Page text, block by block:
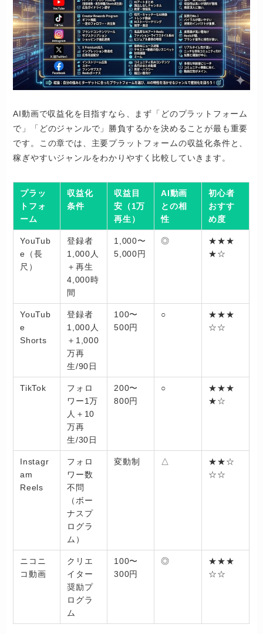
AI動画で収益化を目指すなら、まず「どのプラットフォーム
で」「どのジャンルで」勝負するかを決めることが最も重要
です。この章では、主要プラットフォームの収益化条件と、
稼ぎやすいジャンルをわかりやすく比較していきます。
プラッ
トフォ
ーム
収益化
条件
収益目
安（1万
再生）
AI動画
との相
性
初心者
おすす
め度
YouTub
e（長
尺）
登録者
1,000人
＋再生
4,000時
間
1,000〜
5,000円
◎
★★★
★☆
YouTub
e
Shorts
登録者
1,000人
＋1,000
万再
生/90日
100〜
500円
○
★★★
☆☆
TikTok
フォロ
ワー1万
人＋10
万再
生/30日
200〜
800円
○
★★★
★☆
Instagr
am
Reels
フォロ
ワー数
不問
（ボー
ナスプ
ログラ
ム）
変動制 △
★★☆
☆☆
ニコニ
コ動画
クリエ
イター
奨励プ
ログラ
ム
100〜
300円
◎
★★★
☆☆